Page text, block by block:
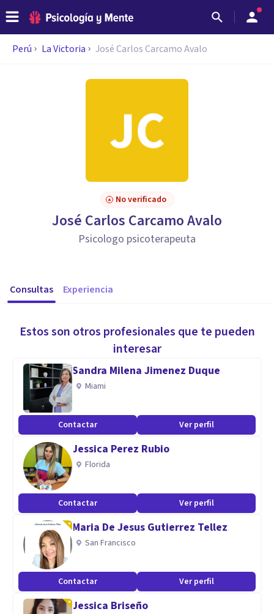
Perú La Victoria José Carlos Carcamo Avalo
No verificado
José Carlos Carcamo Avalo
Psicologo psicoterapeuta
Consultas Experiencia
Estos son otros profesionales que te pueden
interesar
Sandra Milena Jimenez Duque
Miami
Contactar Ver perfil
Jessica Perez Rubio
Florida
Contactar Ver perfil
Maria De Jesus Gutierrez Tellez
San Francisco
Contactar Ver perfil
Jessica Briseño